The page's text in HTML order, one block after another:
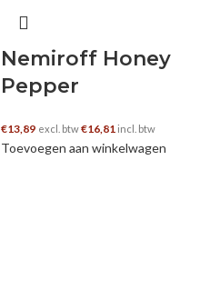
Nemiroff Honey
Pepper
€13,89 excl. btw€16,81 incl. btw
Toevoegen aan winkelwagen